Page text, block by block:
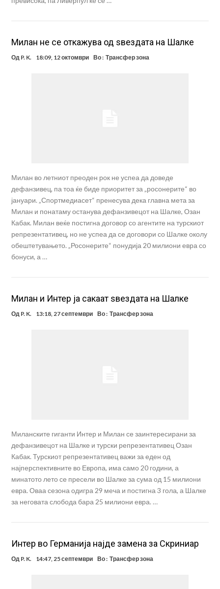
Милан не се откажува од ѕвездата на Шалке
Од P. K. 18:09, 12 октомври Во : Трансфер зона
Милан во летниот преоден рок не успеа да доведе
дефанзивец, па тоа ќе биде приоритет за „росонерите“ во
јануари. „Спортмедиасет“ пренесува дека главна мета за
Милан и понатаму останува дефанзивецот на Шалке, Озан
Кабак. Милан веќе постигна договор со агентите на турскиот
репрезентативец, но не успеа да се договори со Шалке околу
обештетувањето. „Росонерите“ понудија 20 милиони евра со
бонуси, а …
Милан и Интер ја сакаат ѕвездата на Шалке
Од P. K. 13:18, 27 септември Во : Трансфер зона
Миланските гиганти Интер и Милан се заинтересирани за
дефанзивецот на Шалке и турски репрезентативец Озан
Кабак. Турскиот репрезентативец важи за еден од
најперспективните во Европа, има само 20 години, а
минатото лето се пресели во Шалке за сума од 15 милиони
евра. Оваа сезона одигра 29 меча и постигна 3 гола, а Шалке
за неговата слобода бара 25 милиони евра. …
Интер во Германија најде замена за Скриниар
Од P. K. 14:47, 25 септември Во : Трансфер зона